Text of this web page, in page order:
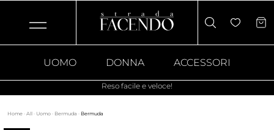
UOMO DONNA ACCESSORI
Reso facile e veloce!
Home · All · Uomo · Bermuda · Bermuda